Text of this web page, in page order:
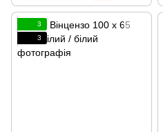
3
3